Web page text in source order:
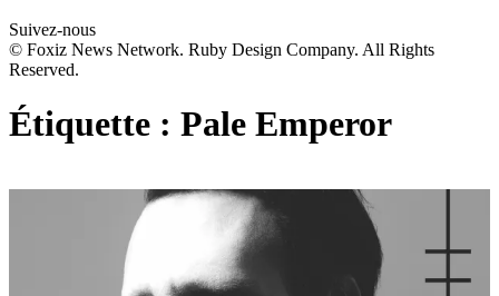
Suivez-nous
© Foxiz News Network. Ruby Design Company. All Rights
Reserved.
Étiquette : Pale Emperor